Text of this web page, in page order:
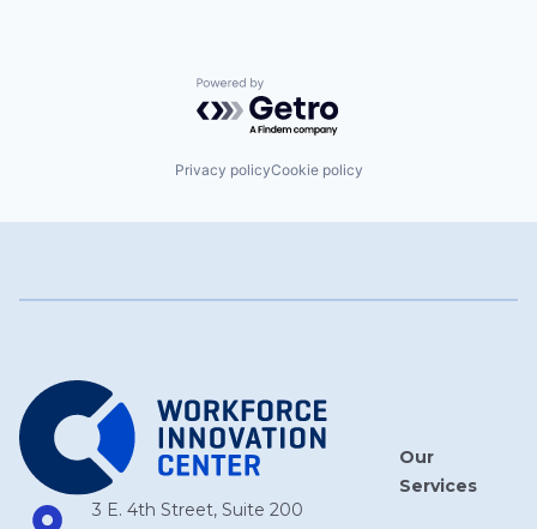
Powered by Getro.com
Privacy policyCookie policy
3 E. 4th Street, Suite 200
Our
Services